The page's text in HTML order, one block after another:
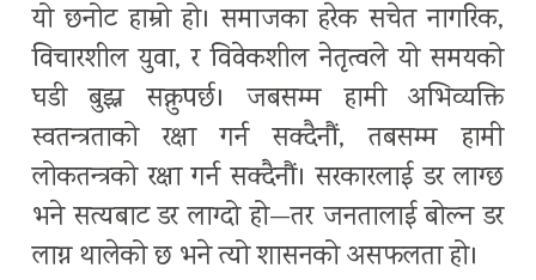
यो छनोट हाम्रो हो। समाजका हरेक सचेत नागरिक,
विचारशील युवा, र विवेकशील नेतृत्वले यो समयको
घडी बुझ्न सक्नुपर्छ। जबसम्म हामी अभिव्यक्ति
स्वतन्त्रताको रक्षा गर्न सक्दैनौं, तबसम्म हामी
लोकतन्त्रको रक्षा गर्न सक्दैनौं। सरकारलाई डर लाग्छ
भने सत्यबाट डर लाग्दो हो—तर जनतालाई बोल्न डर
लाग्न थालेको छ भने त्यो शासनको असफलता हो।